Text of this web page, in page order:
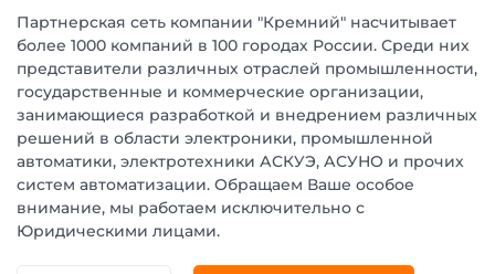
Партнерская сеть компании "Кремний" насчитывает
более 1000 компаний в 100 городах России. Среди них
представители различных отраслей промышленности,
государственные и коммерческие организации,
занимающиеся разработкой и внедрением различных
решений в области электроники, промышленной
автоматики, электротехники АСКУЭ, АСУНО и прочих
систем автоматизации. Обращаем Ваше особое
внимание, мы работаем исключительно с
Юридическими лицами.